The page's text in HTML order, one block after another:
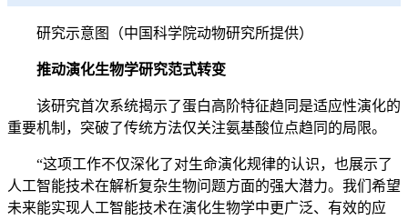
研究示意图（中国科学院动物研究所提供）
推动演化生物学研究范式转变
该研究首次系统揭示了蛋白高阶特征趋同是适应性演化的
重要机制，突破了传统方法仅关注氨基酸位点趋同的局限。
“这项工作不仅深化了对生命演化规律的认识，也展示了
人工智能技术在解析复杂生物问题方面的强大潜力。我们希望
未来能实现人工智能技术在演化生物学中更广泛、有效的应